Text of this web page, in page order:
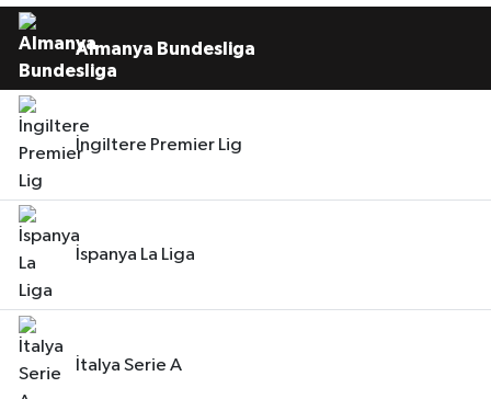
Almanya Bundesliga
İngiltere Premier Lig
İspanya La Liga
İtalya Serie A